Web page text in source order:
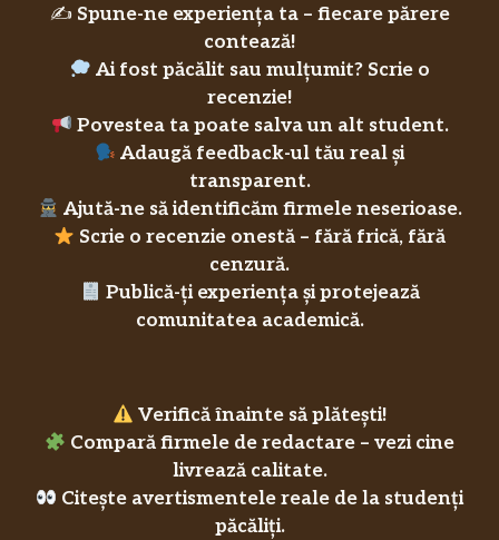
✍️ Spune-ne experiența ta – fiecare părere
contează!
Ai fost păcălit sau mulțumit? Scrie o
recenzie!
Povestea ta poate salva un alt student.
Adaugă feedback-ul tău real și
transparent.
Ajută-ne să identificăm firmele neserioase.
Scrie o recenzie onestă – fără frică, fără
cenzură.
Publică-ți experiența și protejează
comunitatea academică.
Verifică înainte să plătești!
Compară firmele de redactare – vezi cine
livrează calitate.
Citește avertismentele reale de la studenți
păcăliți.